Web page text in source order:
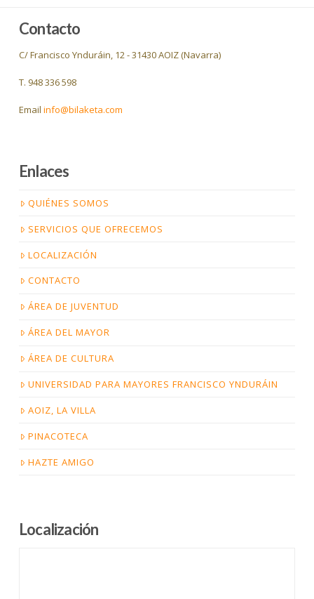
Contacto
C/ Francisco Ynduráin, 12 - 31430 AOIZ (Navarra)
T. 948 336 598
Email info@bilaketa.com
Enlaces
QUIÉNES SOMOS
SERVICIOS QUE OFRECEMOS
LOCALIZACIÓN
CONTACTO
ÁREA DE JUVENTUD
ÁREA DEL MAYOR
ÁREA DE CULTURA
UNIVERSIDAD PARA MAYORES FRANCISCO YNDURÁIN
AOIZ, LA VILLA
PINACOTECA
HAZTE AMIGO
Localización